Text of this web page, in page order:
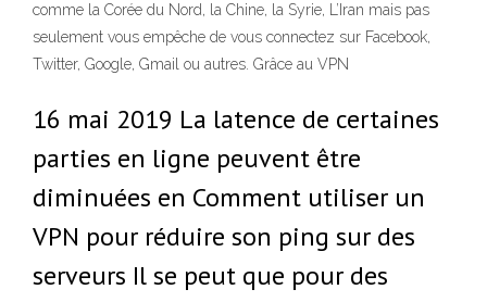
comme la Corée du Nord, la Chine, la Syrie, L’Iran mais pas
seulement vous empêche de vous connectez sur Facebook,
Twitter, Google, Gmail ou autres. Grâce au VPN
16 mai 2019 La latence de certaines
parties en ligne peuvent être
diminuées en Comment utiliser un
VPN pour réduire son ping sur des
serveurs Il se peut que pour des